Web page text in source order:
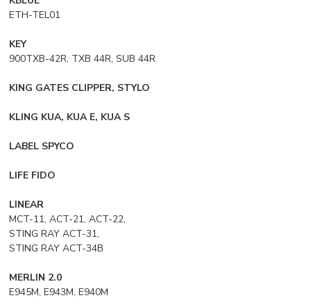
ETH-TEL01
KEY
900TXB-42R, TXB 44R, SUB 44R
KING GATES CLIPPER, STYLO
KLING KUA, KUA E, KUA S
LABEL SPYCO
LIFE FIDO
LINEAR
MCT-11, ACT-21, ACT-22,
STING RAY ACT-31,
STING RAY ACT-34B
MERLIN 2.0
E945M, E943M, E940M